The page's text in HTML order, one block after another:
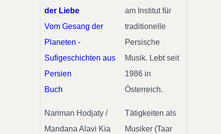
der Liebe
Vom Gesang der
Planeten -
Sufigeschichten aus
Persien
Buch
Nariman Hodjaty /
Mandana Alavi Kia
am Institut für
traditionelle
Persische
Musik. Lebt seit
1986 in
Österreich.
Tätigkeiten als
Musiker (Taar